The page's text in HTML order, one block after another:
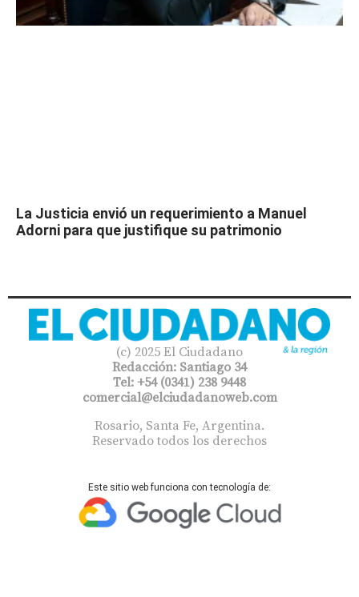
La Justicia envió un requerimiento a Manuel
Adorni para que justifique su patrimonio
(c) 2025 El Ciudadano
Redacción: Santiago 34
Tel: +54 (0341) 238 9448
comercial@elciudadanoweb.com​
Rosario, Santa Fe, Argentina.
Reservado todos los derechos
Este sitio web funciona con tecnología de: